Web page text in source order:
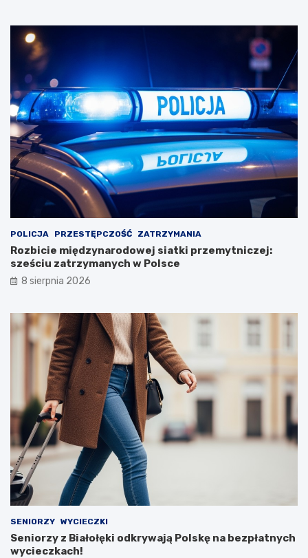
POLICJA PRZESTĘPCZOŚĆ ZATRZYMANIA
Rozbicie międzynarodowej siatki przemytniczej:
sześciu zatrzymanych w Polsce
8 sierpnia 2026
SENIORZY WYCIECZKI
Seniorzy z Białołęki odkrywają Polskę na bezpłatnych
wycieczkach!